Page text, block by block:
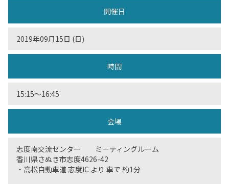
開催日
2019年09月15日 (日)
時間
15:15〜16:45
会場
志度南交流センター ミーティングルーム
香川県さぬき市志度4626-42
・高松自動車道 志度IC より 車で 約1分